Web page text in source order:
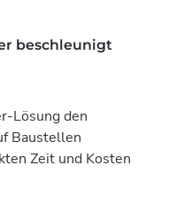
beschleunigt
Lösung den
Baustellen
Zeit und Kosten